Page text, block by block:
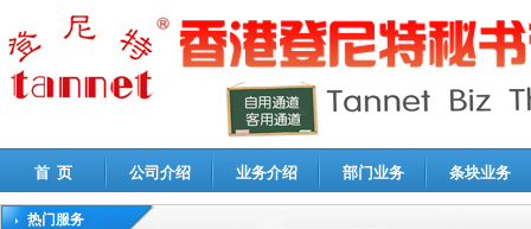
首 页 公司介绍 业务介绍 部门业务 条块业务
热门服务